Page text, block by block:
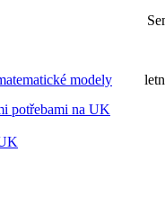
Semestr
letní
potřebami na UK